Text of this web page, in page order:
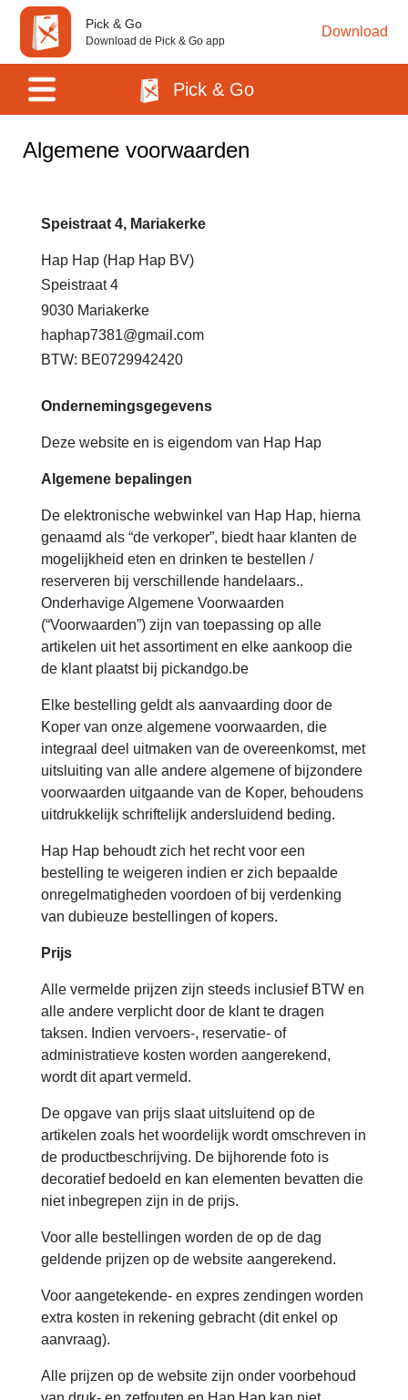
Pick & Go
Download de Pick & Go app
Download
Pick & Go
Algemene voorwaarden
Speistraat 4, Mariakerke
Hap Hap (Hap Hap BV)
Speistraat 4
9030 Mariakerke
haphap7381@gmail.com
BTW: BE0729942420
Ondernemingsgegevens
Deze website en is eigendom van Hap Hap
Algemene bepalingen
De elektronische webwinkel van Hap Hap, hierna
genaamd als “de verkoper”, biedt haar klanten de
mogelijkheid eten en drinken te bestellen /
reserveren bij verschillende handelaars..
Onderhavige Algemene Voorwaarden
(“Voorwaarden”) zijn van toepassing op alle
artikelen uit het assortiment en elke aankoop die
de klant plaatst bij pickandgo.be
Elke bestelling geldt als aanvaarding door de
Koper van onze algemene voorwaarden, die
integraal deel uitmaken van de overeenkomst, met
uitsluiting van alle andere algemene of bijzondere
voorwaarden uitgaande van de Koper, behoudens
uitdrukkelijk schriftelijk andersluidend beding.
Hap Hap behoudt zich het recht voor een
bestelling te weigeren indien er zich bepaalde
onregelmatigheden voordoen of bij verdenking
van dubieuze bestellingen of kopers.
Prijs
Alle vermelde prijzen zijn steeds inclusief BTW en
alle andere verplicht door de klant te dragen
taksen. Indien vervoers-, reservatie- of
administratieve kosten worden aangerekend,
wordt dit apart vermeld.
De opgave van prijs slaat uitsluitend op de
artikelen zoals het woordelijk wordt omschreven in
de productbeschrijving. De bijhorende foto is
decoratief bedoeld en kan elementen bevatten die
niet inbegrepen zijn in de prijs.
Voor alle bestellingen worden de op de dag
geldende prijzen op de website aangerekend.
Voor aangetekende- en expres zendingen worden
extra kosten in rekening gebracht (dit enkel op
aanvraag).
Alle prijzen op de website zijn onder voorbehoud